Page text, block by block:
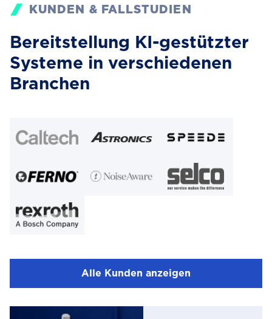
KUNDEN & FALLSTUDIEN
Bereitstellung KI-gestützter
Systeme in verschiedenen
Branchen
Alle Kunden anzeigen